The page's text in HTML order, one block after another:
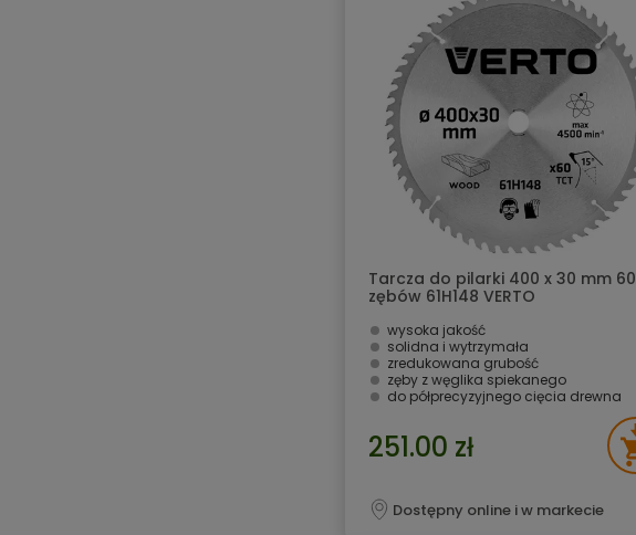
Tarcza do pilarki 400 x 30 mm 60
zębów 61H148 VERTO
wysoka jakość
solidna i wytrzymała
zredukowana grubość
zęby z węglika spiekanego
do półprecyzyjnego cięcia drewna
251.00 zł
Dostępny online i w markecie